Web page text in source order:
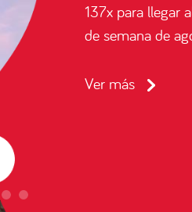
recorridos para
Católica y
Ver más